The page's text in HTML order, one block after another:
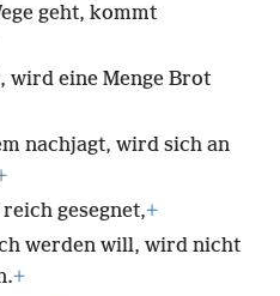
geht, kommt
wird eine Menge Brot
nachjagt, wird sich an
gesegnet,+
werden will, wird nicht
+